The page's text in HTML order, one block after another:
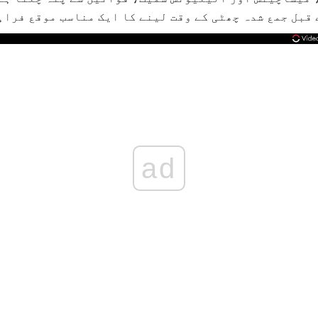
قبل جمع شدہ چھٹی کے وقت لینے کا ایک مناسب موقع
ad